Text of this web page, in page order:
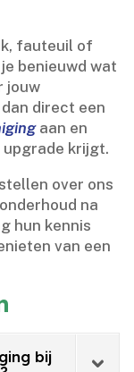
fauteuil of
benieuwd wat
jouw
direct een
aan en
upgrade krijgt.​
over ons
na
hun kennis
van een
bij